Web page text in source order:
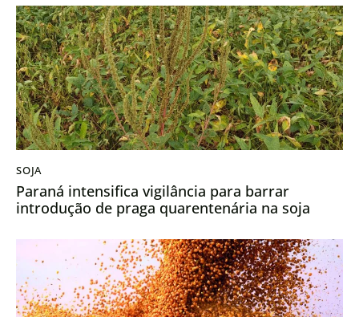
SOJA
Paraná intensifica vigilância para barrar
introdução de praga quarentenária na soja